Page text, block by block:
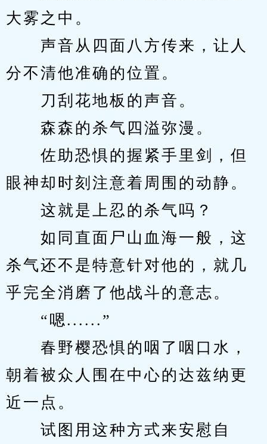
大雾之中。
声音从四面八方传来，让人
分不清他准确的位置。
刀刮花地板的声音。
森森的杀气四溢弥漫。
佐助恐惧的握紧手里剑，但
眼神却时刻注意着周围的动静。
这就是上忍的杀气吗？
如同直面尸山血海一般，这
杀气还不是特意针对他的，就几
乎完全消磨了他战斗的意志。
“嗯......”
春野樱恐惧的咽了咽口水，
朝着被众人围在中心的达兹纳更
近一点。
试图用这种方式来安慰自